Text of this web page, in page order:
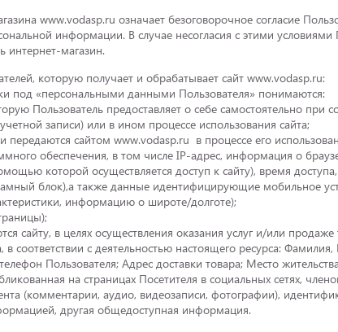
www.vodasp.ru означает безоговорочное согласие
информации. В случае несогласия с этими условиями
интернет-магазин.
которую получает и обрабатывает сайт www.vodasp.ru:
под «персональными данными Пользователя» понимаются:
Пользователь предоставляет о себе самостоятельно при
записи) или в ином процессе использования сайта;
передаются сайтом www.vodasp.ru в процессе его
обеспечения, в том числе IP-адрес, информация о
которой осуществляется доступ к сайту), время
блок),а также данные идентифицирующие мобильное
информацию о широте/долготе);
сайту, в целях осуществления оказания услуг и/или
в соответствии с деятельностью настоящего ресурса:
Пользователя; Адрес доставки товара; Место
на страницах Посетителя в социальных сетях,
(комментарии, аудио, видеозаписи, фотографии),
другая общедоступная информация.